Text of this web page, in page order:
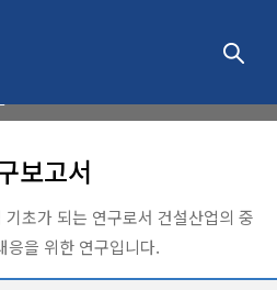
보고서
기초가 되는 연구로서 건설산업의 중
응을 위한 연구입니다.